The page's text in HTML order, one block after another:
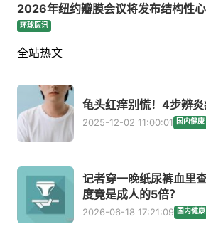
2026年纽约瓣膜会议将发布结构性
环球医讯
全站热文
龟头红痒别慌！4步辨
2025-12-02 11:00:01 国内健康
记者穿一晚纸尿裤血里
度竟是成人的5倍？
2026-06-18 17:21:09 国内健康